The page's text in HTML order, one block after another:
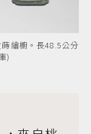
繪櫥。長48.5公分
)